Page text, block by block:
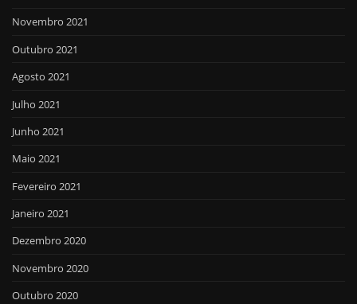
Novembro 2021
Outubro 2021
Agosto 2021
Julho 2021
Junho 2021
Maio 2021
Fevereiro 2021
Janeiro 2021
Dezembro 2020
Novembro 2020
Outubro 2020